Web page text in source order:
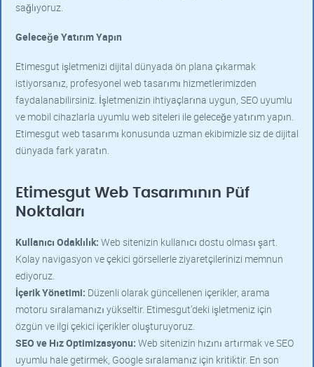
sağlıyoruz.
Geleceğe Yatırım Yapın
Etimesgut işletmenizi dijital dünyada ön plana çıkarmak
istiyorsanız, profesyonel web tasarımı hizmetlerimizden
faydalanabilirsiniz. İşletmenizin ihtiyaçlarına uygun, SEO uyumlu
ve mobil cihazlarla uyumlu web siteleri ile geleceğe yatırım yapın.
Etimesgut web tasarımı konusunda uzman ekibimizle siz de dijital
dünyada fark yaratın.
Etimesgut Web Tasarımının Püf
Noktaları
Kullanıcı Odaklılık: Web sitenizin kullanıcı dostu olması şart.
Kolay navigasyon ve çekici görsellerle ziyaretçilerinizi memnun
ediyoruz.
İçerik Yönetimi: Düzenli olarak güncellenen içerikler, arama
motoru sıralamanızı yükseltir. Etimesgut'deki işletmeniz için
özgün ve ilgi çekici içerikler oluşturuyoruz.
SEO ve Hız Optimizasyonu: Web sitenizin hızını artırmak ve SEO
uyumlu hale getirmek, Google sıralamanız için kritiktir. En son